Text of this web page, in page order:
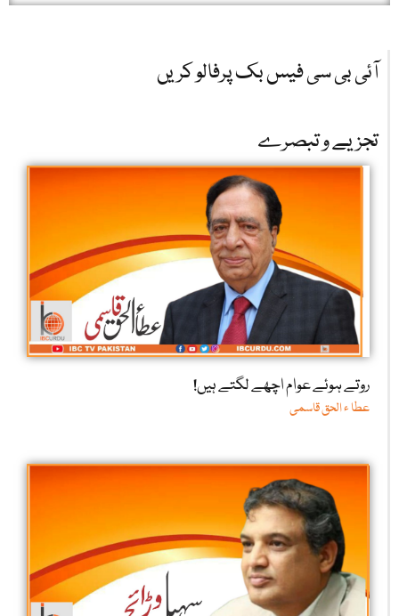
آئی بی سی فیس بک پرفالو کریں
تجزیے و تبصرے
روتے ہوئے عوام اچھے لگتے ہیں!
عطا ء الحق قاسمی